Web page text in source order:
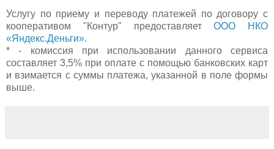
Услугу по приему и переводу платежей по договору с
кооперативом "Контур" предоставляетООО НКО
«Яндекс.Деньги».
* - комиссия при использовании данного сервиса
составляет 3,5% при оплате с помощью банковских карт
и взимается с суммы платежа, указанной в поле формы
выше.